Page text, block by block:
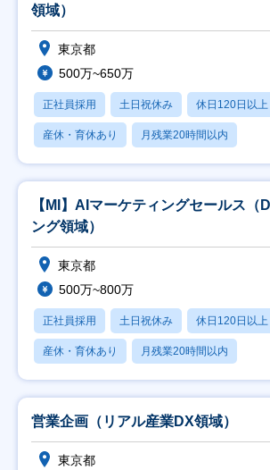
領域）
東京都
500万~650万
正社員採用 土日祝休み 休日120日以上
産休・育休あり 月残業20時間以内
【MI】AIマーケティングセールス（
ング領域）
東京都
500万~800万
正社員採用 土日祝休み 休日120日以上
産休・育休あり 月残業20時間以内
営業企画（リアル産業DX領域）
東京都